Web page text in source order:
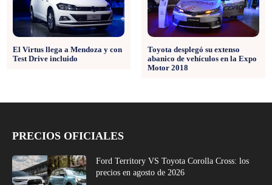
El Virtus llega a Mendoza y con
Test Drive incluido
Toyota desplegó su extenso
abanico de vehículos en la Expo
Motor 2018
PRECIOS OFICIALES
Ford Territory VS Toyota Corolla Cross: los
precios en agosto de 2026